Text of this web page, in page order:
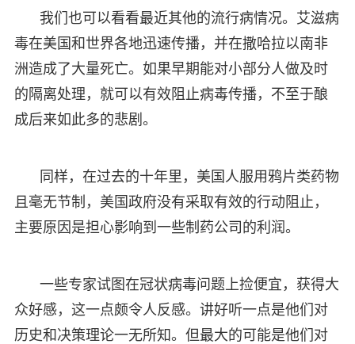
我们也可以看看最近其他的流行病情况。艾滋病
毒在美国和世界各地迅速传播，并在撒哈拉以南非
洲造成了大量死亡。如果早期能对小部分人做及时
的隔离处理，就可以有效阻止病毒传播，不至于酿
成后来如此多的悲剧。
同样，在过去的十年里，美国人服用鸦片类药物
且毫无节制，美国政府没有采取有效的行动阻止，
主要原因是担心影响到一些制药公司的利润。
一些专家试图在冠状病毒问题上捡便宜，获得大
众好感，这一点颇令人反感。讲好听一点是他们对
历史和决策理论一无所知。但最大的可能是他们对